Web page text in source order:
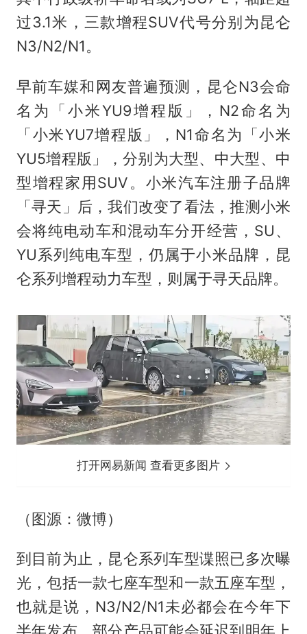
过3.1米，三款增程SUV代号分别为昆仑
N3/N2/N1。
早前车媒和网友普遍预测，昆仑N3会命
名为「小米YU9增程版」，N2命名为
「小米YU7增程版」，N1命名为「小米
YU5增程版」，分别为大型、中大型、中
型增程家用SUV。小米汽车注册子品牌
「寻天」后，我们改变了看法，推测小米
会将纯电动车和混动车分开经营，SU、
YU系列纯电车型，仍属于小米品牌，昆
仑系列增程动力车型，则属于寻天品牌。
打开网易新闻 查看更多图片
（图源：微博）
到目前为止，昆仑系列车型谍照已多次曝
光，包括一款七座车型和一款五座车型，
也就是说，N3/N2/N1未必都会在今年下